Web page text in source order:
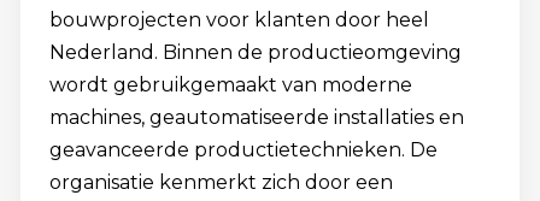
bouwprojecten voor klanten door heel
Nederland. Binnen de productieomgeving
wordt gebruikgemaakt van moderne
machines, geautomatiseerde installaties en
geavanceerde productietechnieken. De
organisatie kenmerkt zich door een